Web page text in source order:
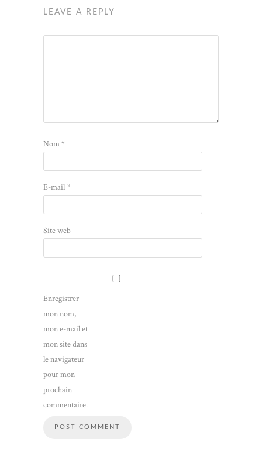
LEAVE A REPLY
Nom*
E-mail*
Site web
Enregistrer
mon nom,
mon e-mail et
mon site dans
le navigateur
pour mon
prochain
commentaire.